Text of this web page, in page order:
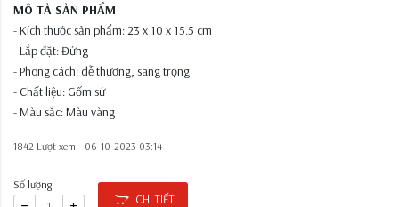
MÔ TẢ SẢN PHẨM
- Kích thước sản phẩm: 23 x 10 x 15.5 cm
- Lắp đặt: Đứng
- Phong cách: dễ thương, sang trọng
- Chất liệu: Gốm sứ
- Màu sắc: Màu vàng
1842 Lượt xem - 06-10-2023 03:14
Số lượng:
CHI TIẾT